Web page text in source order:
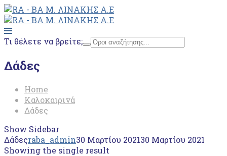
Τι θέλετε να βρείτε;
Δάδες
Home
Καλοκαιρινά
Δάδες
Show Sidebar
Δάδεςraba_admin30 Μαρτίου 202130 Μαρτίου 2021
Showing the single result